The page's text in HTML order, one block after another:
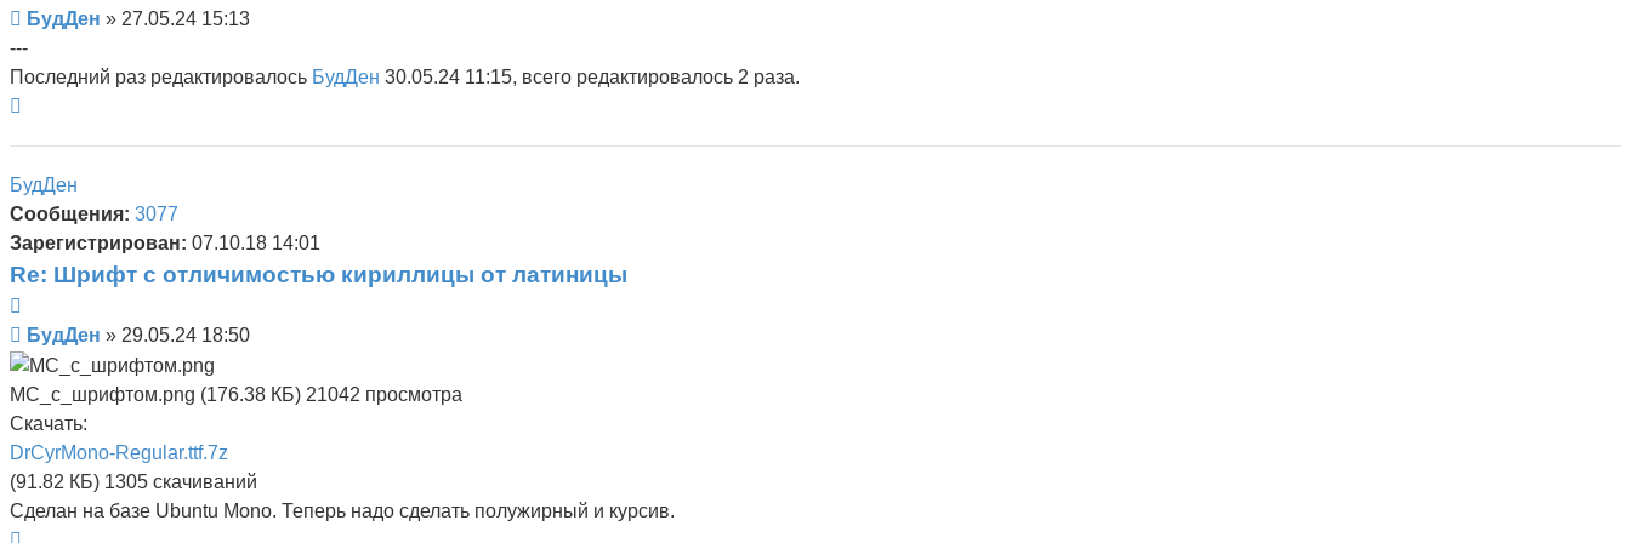
Сообщение
БудДен » 27.05.24 15:13
---
Последний раз редактировалось БудДен 30.05.24 11:15, всего редактировалось 2 раза.
БудДен
Сообщения: 3077
Зарегистрирован: 07.10.18 14:01
Re: Шрифт с отличимостью кириллицы от латиницы
Сообщение
БудДен » 29.05.24 18:50
MC_с_шрифтом.png (176.38 КБ) 21042 просмотра
Скачать:
DrCyrMono-Regular.ttf.7z
(91.82 КБ) 1305 скачиваний
Сделан на базе Ubuntu Mono. Теперь надо сделать полужирный и курсив.